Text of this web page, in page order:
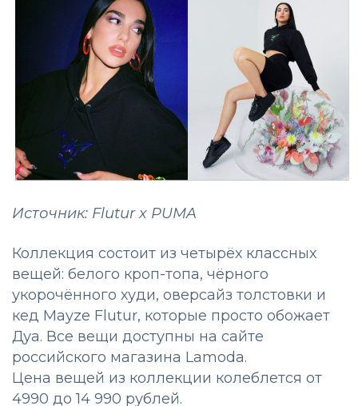
Источник: Flutur x PUMA
Коллекция состоит из четырёх классных
вещей: белого кроп-топа, чёрного
укорочённого худи, оверсайз толстовки и
кед Mayze Flutur, которые просто обожает
Дуа. Все вещи доступны на сайте
российского магазина Lamoda.
Цена вещей из коллекции колеблется от
4990 до 14 990 рублей.